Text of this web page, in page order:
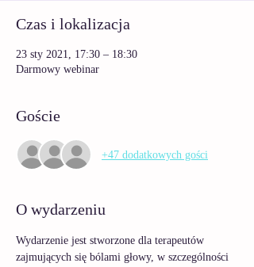
Czas i lokalizacja
23 sty 2021, 17:30 – 18:30
Darmowy webinar
Goście
+47 dodatkowych gości
O wydarzeniu
Wydarzenie jest stworzone dla terapeutów
zajmujących się bólami głowy, w szczególności